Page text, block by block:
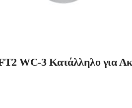
WC-3 Κατάλληλο για